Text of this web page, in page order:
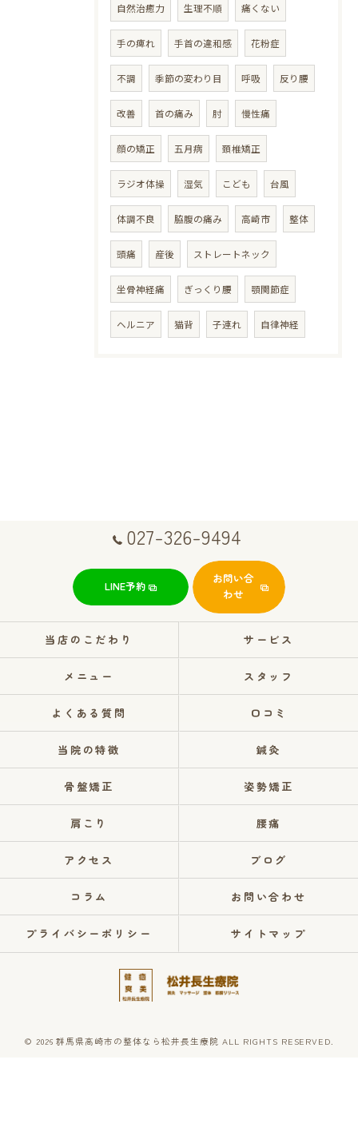
自然治癒力 生理不順 痛くない
手の痺れ 手首の違和感 花粉症
不調 季節の変わり目 呼吸 反り腰
改善 首の痛み 肘 慢性痛
顔の矯正 五月病 頚椎矯正
ラジオ体操 湿気 こども 台風
体調不良 脇腹の痛み 高崎市 整体
頭痛 産後 ストレートネック
坐骨神経痛 ぎっくり腰 顎関節症
ヘルニア 猫背 子連れ 自律神経
027-326-9494
LINE予約
お問い合
わせ
当店のこだわり サービス
メニュー スタッフ
よくある質問 口コミ
当院の特徴 鍼灸
骨盤矯正 姿勢矯正
肩こり 腰痛
アクセス ブログ
コラム お問い合わせ
プライバシーポリシー サイトマップ
© 2026 群馬県高崎市の整体なら松井長生療院 ALL RIGHTS RESERVED.